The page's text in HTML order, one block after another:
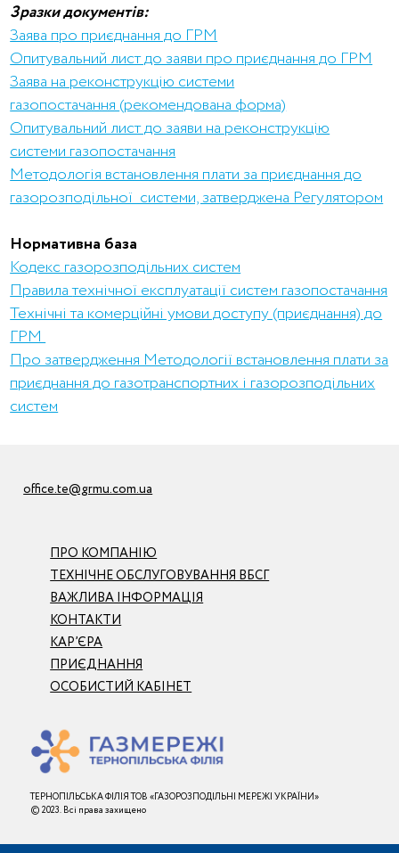
Зразки документів:
Заява про приєднання до ГРМ
Опитувальний лист до заяви про приєднання до ГРМ
Заява на реконструкцію системи
газопостачання(рекомендована форма)
Опитувальний лист до заяви на реконструкцію
системи газопостачання
Методологія встановлення плати за приєднання до
газорозподільної системи, затверджена Регулятором
Нормативна база
Кодекс газорозподільних систем
Правилатехнічної експлуатації систем газопостачання
Технічні та комерційні умови доступу (приєднання) до
ГРМ
Про затвердження Методології встановлення плати за
приєднання до газотранспортних і газорозподільних
систем
ТЕРНОПІЛЬСЬКА ФІЛІЯ ТОВ «ГАЗОРОЗПОДІЛЬНІ МЕРЕЖІ УКРАЇНИ»
© 2023. Всі права захищено
ПРО КОМПАНІЮ
ТЕХНІЧНЕ ОБСЛУГОВУВАННЯ ВБСГ
ВАЖЛИВА ІНФОРМАЦІЯ
КОНТАКТИ
КАР’ЄРА
ПРИЄДНАННЯ
ОСОБИСТИЙ КАБІНЕТ
office.te@grmu.com.ua